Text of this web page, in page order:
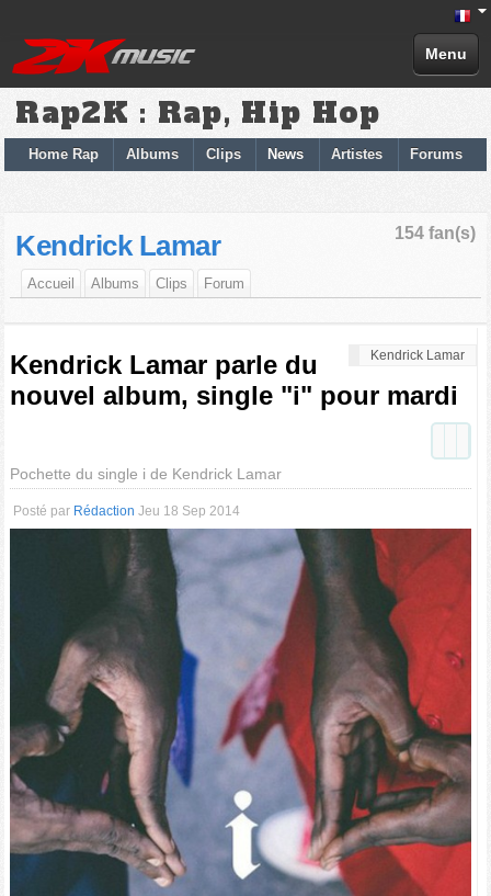
Menu
Rap2K : Rap, Hip Hop
Home Rap Albums Clips News Artistes Forums
154 fan(s)
Kendrick Lamar
Accueil Albums Clips Forum
Kendrick Lamar
Kendrick Lamar parle du
nouvel album, single "i" pour mardi
Pochette du single i de Kendrick Lamar
Posté par Rédaction Jeu 18 Sep 2014